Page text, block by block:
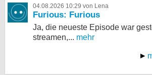
04.08.2026 10:29 von Lena
Furious: Furious
Ja, die neueste Episode war
streamen,... mehr